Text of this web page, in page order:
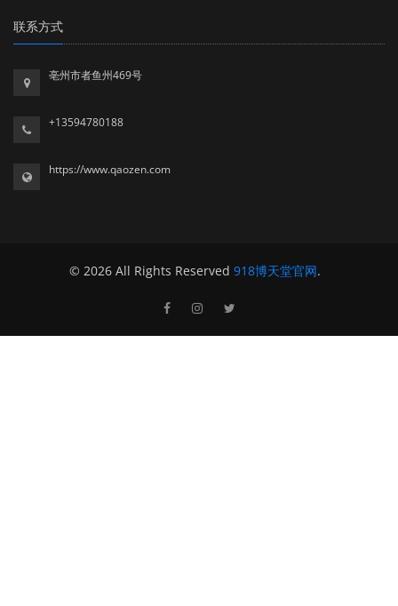
联系方式
亳州市者鱼州469号
+13594780188
https://www.qaozen.com
© 2026 All Rights Reserved 918博天堂官网.